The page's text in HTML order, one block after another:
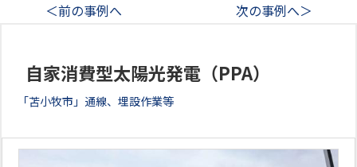
＜前の事例へ
次の事例へ＞
自家消費型太陽光発電（PPA）
「苫小牧市」通線、埋設作業等